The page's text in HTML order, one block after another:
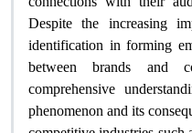
Despite the increasing
identification in forming
between brands and
comprehensive
phenomenon and its